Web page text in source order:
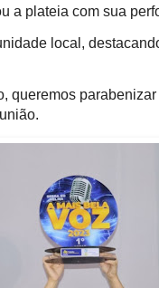
a plateia com sua
local,
queremos